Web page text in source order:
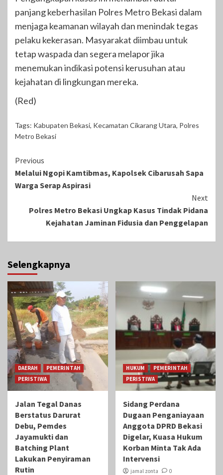
panjang keberhasilan Polres Metro Bekasi dalam
menjaga keamanan wilayah dan menindak tegas
pelaku kekerasan. Masyarakat diimbau untuk
tetap waspada dan segera melapor jika
menemukan indikasi potensi kerusuhan atau
kejahatan di lingkungan mereka.
(Red)
Tags: Kabupaten Bekasi, Kecamatan Cikarang Utara, Polres
Metro Bekasi
Continue
Reading
Previous
Melalui Ngopi Kamtibmas, Kapolsek Cibarusah Sapa
Warga Serap Aspirasi
Next
Polres Metro Bekasi Ungkap Kasus Tindak Pidana
Kejahatan Jaminan Fidusia dan Penggelapan
Selengkapnya
DAERAH
PEMERINTAH
PERISTIWA
Jalan Tegal Danas
Berstatus Darurat
Debu, Pemdes
Jayamukti dan
Batching Plant
Lakukan Penyiraman
Rutin
HUKUM
PEMERINTAH
PERISTIWA
Sidang Perdana
Dugaan Penganiayaan
Anggota DPRD Bekasi
Digelar, Kuasa Hukum
Korban Minta Tak Ada
Intervensi
jamal zonta 0